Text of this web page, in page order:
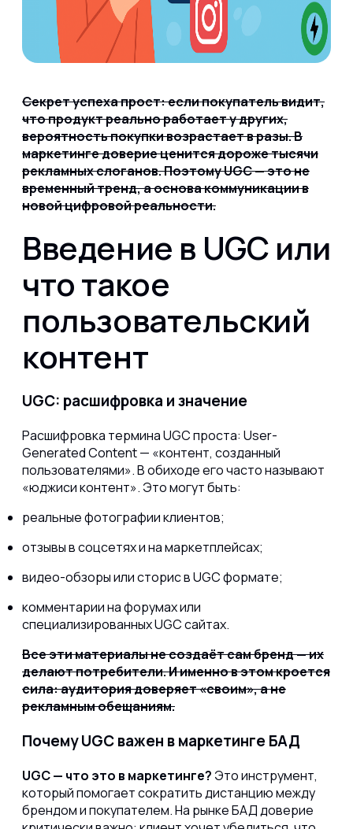
Секрет успеха прост: если покупатель видит,
что продукт реально работает у других,
вероятность покупки возрастает в разы. В
маркетинге доверие ценится дороже тысячи
рекламных слоганов. Поэтому UGC — это не
временный тренд, а основа коммуникации в
новой цифровой реальности.
Введение в UGC или
что такое
пользовательский
контент
UGC: расшифровка и значение
Расшифровка термина UGC проста: User-
Generated Content — «контент, созданный
пользователями». В обиходе его часто называют
«юджиси контент». Это могут быть:
реальные фотографии клиентов;
отзывы в соцсетях и на маркетплейсах;
видео-обзоры или сторис в UGC формате;
комментарии на форумах или
специализированных UGC сайтах.
Все эти материалы не создаёт сам бренд — их
делают потребители. И именно в этом кроется
сила: аудитория доверяет «своим», а не
рекламным обещаниям.
Почему UGC важен в маркетинге БАД
UGC — что это в маркетинге? Это инструмент,
который помогает сократить дистанцию между
брендом и покупателем. На рынке БАД доверие